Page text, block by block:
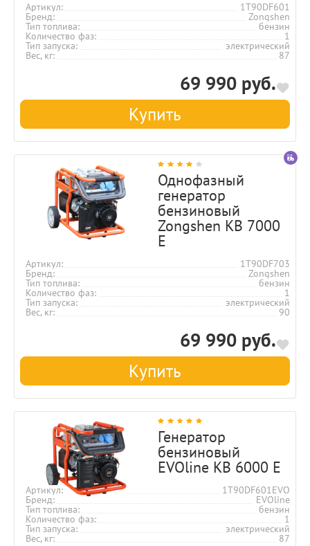
Артикул 1T90DF601
Бренд Zongshen
Тип топлива бензин
Количество фаз 1
Тип запуска электрический
Вес, кг 87
69 990 руб.
Купить
Однофазный
генератор
бензиновый
Zongshen KB 7000
E
Артикул 1T90DF703
Бренд Zongshen
Тип топлива бензин
Количество фаз 1
Тип запуска электрический
Вес, кг 90
69 990 руб.
Купить
Генератор
бензиновый
EVOline KB 6000 E
Артикул 1T90DF601EVO
Бренд EVOline
Тип топлива бензин
Количество фаз 1
Тип запуска электрический
Вес, кг 87